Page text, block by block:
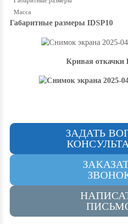
Масса
Габаритные размеры IDSP10
Кривая откачки
ЗАДАТЬ